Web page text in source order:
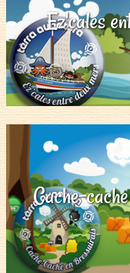
Ez'cales
Cache-